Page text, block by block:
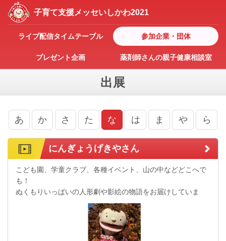
子育て支援メッセいしかわ2021
ライブ配信タイムテーブル 参加企業・ 団体
プレゼント企画 薬剤師さんの親子健康相談室
出展
あ か さ た な は ま や ら
にんぎょうげきやさん
こども園、学童クラブ、各種イベント、山の中などどこへで
も！
ぬくもりいっぱいの人形劇や影絵の物語をお届けしていま
こどもから大人まで楽しめる"にんぎょうげきやさん"です。
HPも見てくださいね。